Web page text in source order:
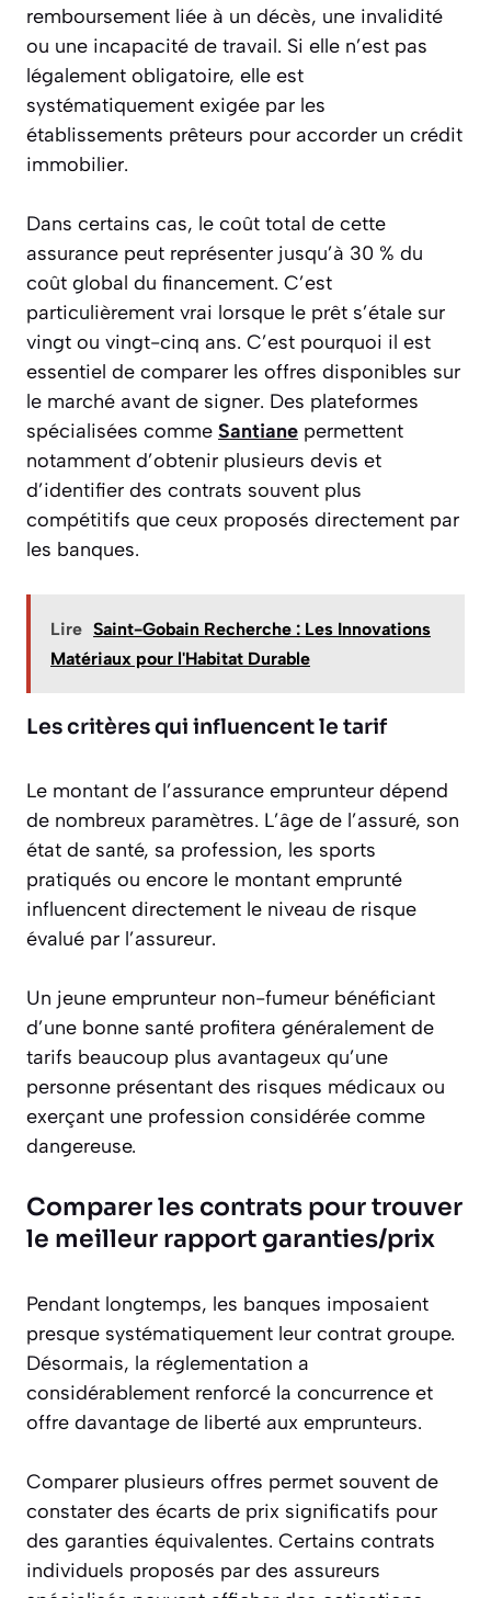
remboursement liée à un décès, une invalidité
ou une incapacité de travail. Si elle n’est pas
légalement obligatoire, elle est
systématiquement exigée par les
établissements prêteurs pour accorder un crédit
immobilier.
Dans certains cas, le coût total de cette
assurance peut représenter jusqu’à 30 % du
coût global du financement. C’est
particulièrement vrai lorsque le prêt s’étale sur
vingt ou vingt-cinq ans. C’est pourquoi il est
essentiel de comparer les offres disponibles sur
le marché avant de signer. Des plateformes
spécialisées comme Santiane permettent
notamment d’obtenir plusieurs devis et
d’identifier des contrats souvent plus
compétitifs que ceux proposés directement par
les banques.
Lire Saint-Gobain Recherche : Les Innovations
Matériaux pour l'Habitat Durable
Les critères qui influencent le tarif
Le montant de l’assurance emprunteur dépend
de nombreux paramètres. L’âge de l’assuré, son
état de santé, sa profession, les sports
pratiqués ou encore le montant emprunté
influencent directement le niveau de risque
évalué par l’assureur.
Un jeune emprunteur non-fumeur bénéficiant
d’une bonne santé profitera généralement de
tarifs beaucoup plus avantageux qu’une
personne présentant des risques médicaux ou
exerçant une profession considérée comme
dangereuse.
Comparer les contrats pour trouver
le meilleur rapport garanties/prix
Pendant longtemps, les banques imposaient
presque systématiquement leur contrat groupe.
Désormais, la réglementation a
considérablement renforcé la concurrence et
offre davantage de liberté aux emprunteurs.
Comparer plusieurs offres permet souvent de
constater des écarts de prix significatifs pour
des garanties équivalentes. Certains contrats
individuels proposés par des assureurs